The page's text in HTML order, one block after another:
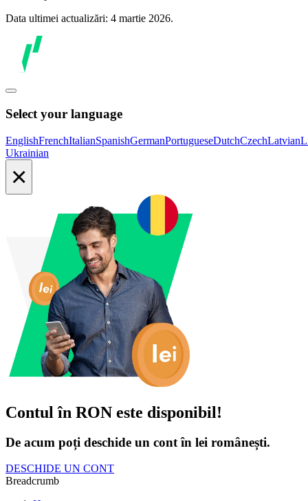
Data ultimei actualizări: 4 martie 2026.
Select your language
EnglishFrenchItalianSpanishGermanPortugueseDutchCzechLatvian
Ukrainian
×
Contul în RON este disponibil!
De acum poți deschide un cont în lei românești.
DESCHIDE UN CONT
Breadcrumb